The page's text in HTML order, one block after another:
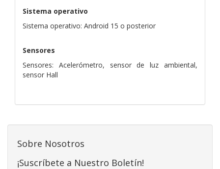
Sistema operativo
Sistema operativo: Android 15 o posterior
Sensores
Sensores: Acelerómetro, sensor de luz ambiental,
sensor Hall
Sobre Nosotros
¡Suscríbete a Nuestro Boletín!